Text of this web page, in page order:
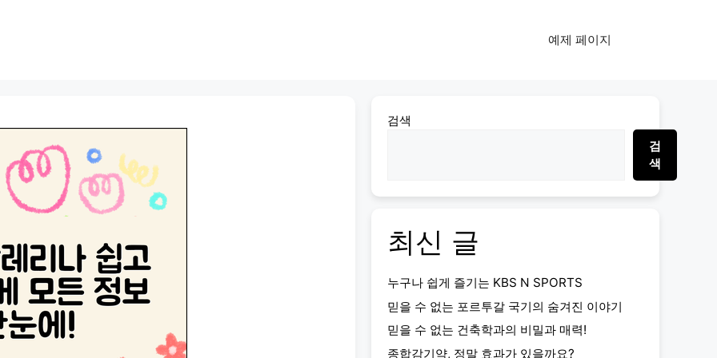
예제 페이지
검색
검
색
최신 글
누구나 쉽게 즐기는 KBS N SPORTS
믿을 수 없는 포르투갈 국기의 숨겨진 이야기
믿을 수 없는 건축학과의 비밀과 매력!
종합감기약, 정말 효과가 있을까요?